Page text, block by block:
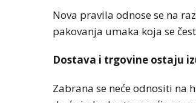
Nova pravila odnose se na
pakovanja umaka koja se
Dostava i trgovine ostaju
Zabrana se neće odnositi na